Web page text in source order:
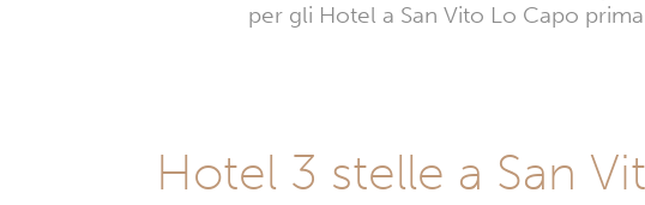
per gli Hotel a San Vito Lo Capo
Hotel 3 stelle a San